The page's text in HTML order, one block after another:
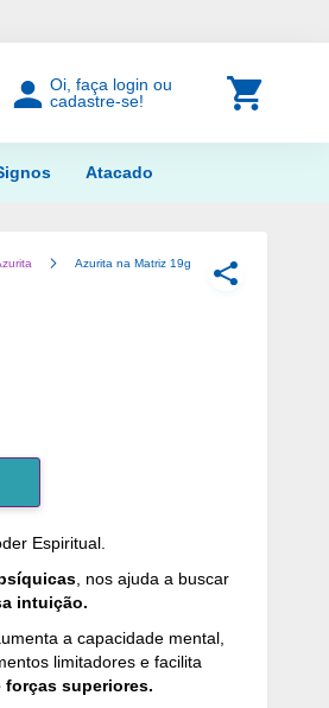
Oi, faça login ou
cadastre-se!
Atacado
Azurita na Matriz 19g
Espiritual.
, nos ajuda a buscar
intuição.
a capacidade mental,
limitadores e facilita
forças superiores.